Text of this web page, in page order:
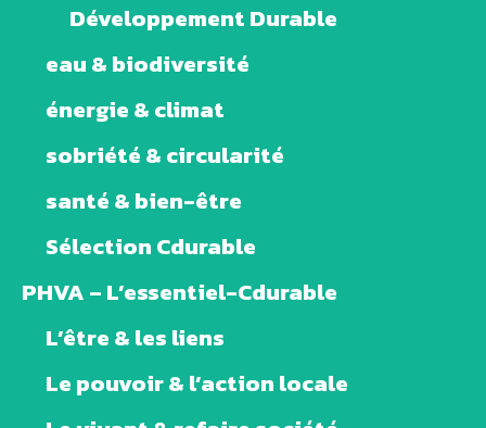
Développement Durable
eau & biodiversité
énergie & climat
sobriété & circularité
santé & bien-être
Sélection Cdurable
PHVA – L’essentiel-Cdurable
L’être & les liens
Le pouvoir & l’action locale